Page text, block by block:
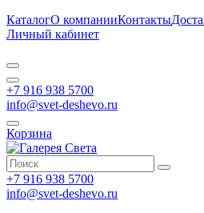
КаталогО компанииКонтакты
Личный кабинет
+7 916 938 5700
info@svet-deshevo.ru
Корзина
+7 916 938 5700
info@svet-deshevo.ru